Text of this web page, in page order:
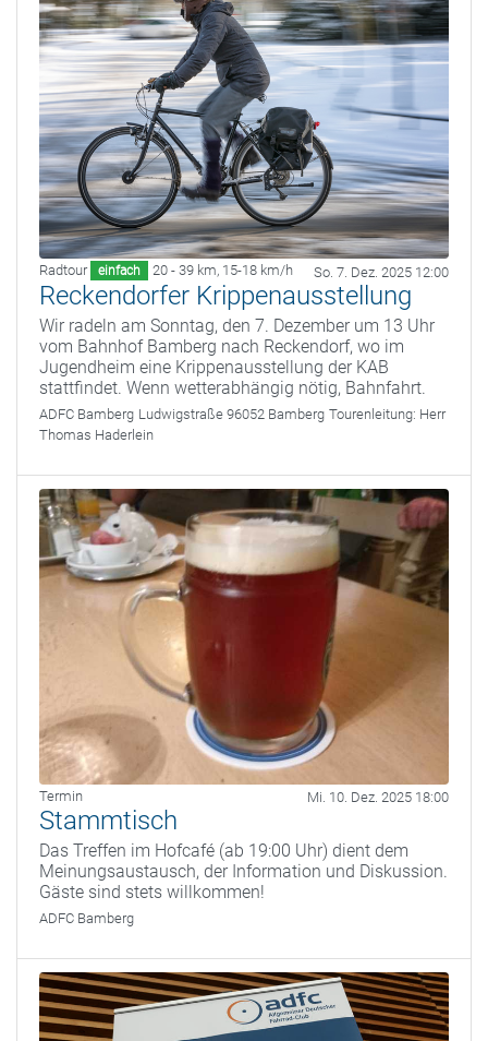
Radtour einfach 20 - 39 km, 15-18 km/h So. 7. Dez. 2025 12:00
Reckendorfer Krippenausstellung
Wir radeln am Sonntag, den 7. Dezember um 13 Uhr
vom Bahnhof Bamberg nach Reckendorf, wo im
Jugendheim eine Krippenausstellung der KAB
stattfindet. Wenn wetterabhängig nötig, Bahnfahrt.
ADFC Bamberg Ludwigstraße 96052 Bamberg Tourenleitung: Herr
Thomas Haderlein
Termin Mi. 10. Dez. 2025 18:00
Stammtisch
Das Treffen im Hofcafé (ab 19:00 Uhr) dient dem
Meinungsaustausch, der Information und Diskussion.
Gäste sind stets willkommen!
ADFC Bamberg